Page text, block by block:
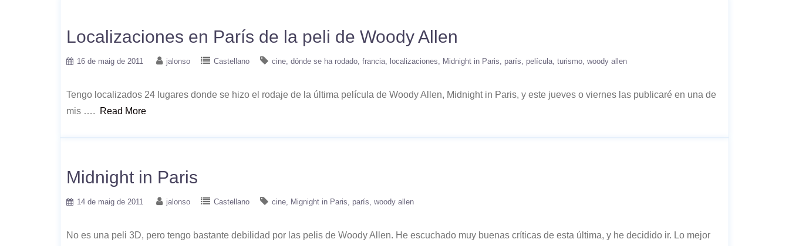
Localizaciones en París de la peli de Woody Allen
16 de maig de 2011 jalonso Castellano cine dónde se ha rodado francia localizaciones Midnight in Paris parís película turismo woody allen
Tengo localizados 24 lugares donde se hizo el rodaje de la última película de Woody Allen, Midnight in Paris, y este jueves o viernes las publicaré en una de
mis ….
Read More
Midnight in Paris
14 de maig de 2011 jalonso Castellano cine Mignight in Paris parís woody allen
No es una peli 3D, pero tengo bastante debilidad por las pelis de Woody Allen. He escuchado muy buenas críticas de esta última, y he decidido ir. Lo mejor